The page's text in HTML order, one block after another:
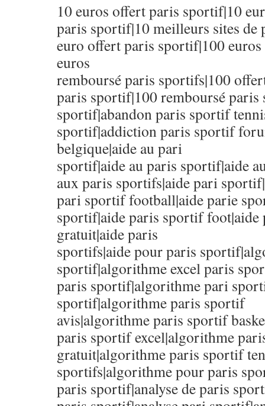
10 euros offert paris sportif|10
paris sportif|10 meilleurs sites de
euro offert paris sportif|100
euros
remboursé paris sportifs|100
paris sportif|100 remboursé
sportif|abandon paris sportif
sportif|addiction paris sportif
belgique|aide au pari
sportif|aide au paris sportif|aide
aux paris sportifs|aide pari
pari sportif football|aide parie
sportif|aide paris sportif
gratuit|aide paris
sportifs|aide pour paris
sportif|algorithme excel paris
paris sportif|algorithme pari
sportif|algorithme paris sportif
avis|algorithme paris sportif
paris sportif excel|algorithme
gratuit|algorithme paris sportif
sportifs|algorithme pour paris
paris sportif|analyse de paris